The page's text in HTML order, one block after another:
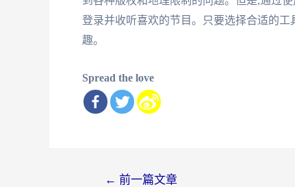
登录并收听喜欢的节目。只要选择合适的
趣。
Spread the love
← 前一篇文章